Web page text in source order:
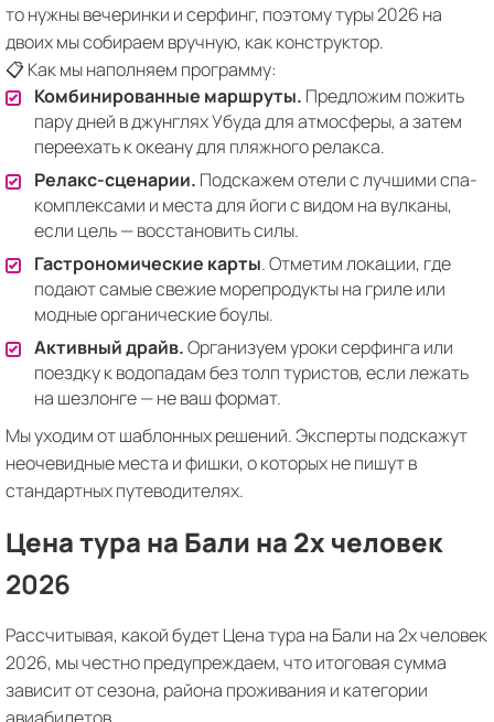
то нужны вечеринки и серфинг, поэтому туры 2026 на
двоих мы собираем вручную, как конструктор.
📋 Как мы наполняем программу:
Комбинированные маршруты. Предложим пожить
пару дней в джунглях Убуда для атмосферы, а затем
переехать к океану для пляжного релакса.
Релакс-сценарии. Подскажем отели с лучшими спа-
комплексами и места для йоги с видом на вулканы,
если цель — восстановить силы.
Гастрономические карты. Отметим локации, где
подают самые свежие морепродукты на гриле или
модные органические боулы.
Активный драйв.Организуем уроки серфинга или
поездку к водопадам без толп туристов, если лежать
на шезлонге — не ваш формат.
Мы уходим от шаблонных решений. Эксперты подскажут
неочевидные места и фишки, о которых не пишут в
стандартных путеводителях.
Цена тура на Бали на 2х человек
2026
Рассчитывая, какой будет Цена тура на Бали на 2х человек
2026, мы честно предупреждаем, что итоговая сумма
зависит от сезона, района проживания и категории